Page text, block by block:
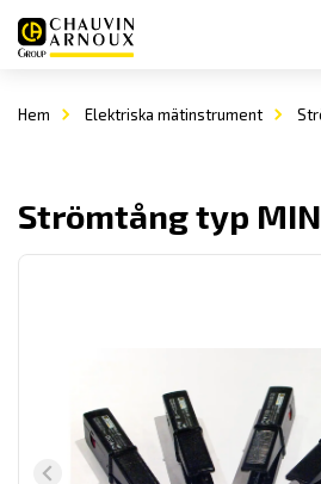
Hem Elektriska mätinstrument
Strömtång typ